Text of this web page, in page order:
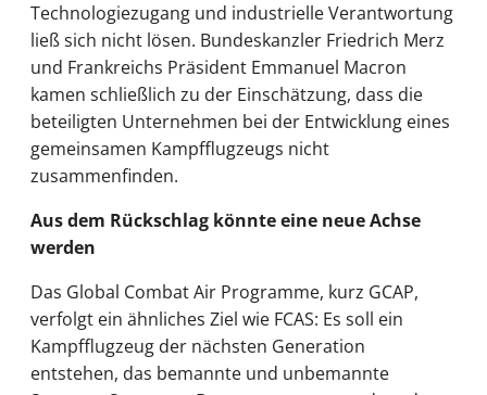
Technologiezugang und industrielle Verantwortung
ließ sich nicht lösen. Bundeskanzler Friedrich Merz
und Frankreichs Präsident Emmanuel Macron
kamen schließlich zu der Einschätzung, dass die
beteiligten Unternehmen bei der Entwicklung eines
gemeinsamen Kampfflugzeugs nicht
zusammenfinden.
Aus dem Rückschlag könnte eine neue Achse
werden
Das Global Combat Air Programme, kurz GCAP,
verfolgt ein ähnliches Ziel wie FCAS: Es soll ein
Kampfflugzeug der nächsten Generation
entstehen, das bemannte und unbemannte